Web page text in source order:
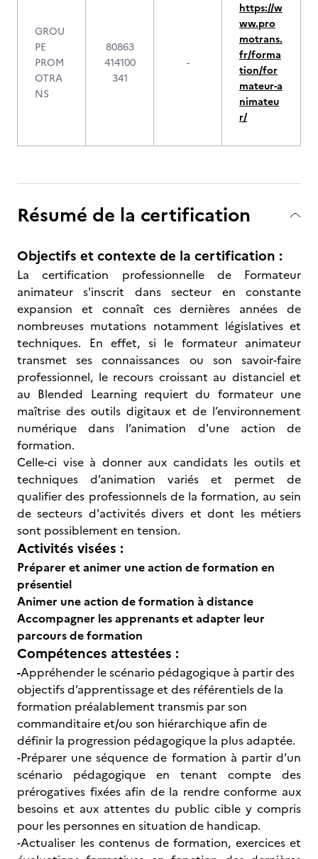
GROU
PE
PROM
OTRA
NS
80863
414100
341
-
https://w
ww.pro
motrans.
fr/forma
tion/for
mateur-a
nimateu
r/
Résumé de la certification
Objectifs et contexte de la certification :
La certification professionnelle de Formateur
animateur s'inscrit dans secteur en constante
expansion et connaît ces dernières années de
nombreuses mutations notamment législatives et
techniques. En effet, si le formateur animateur
transmet ses connaissances ou son savoir-faire
professionnel, le recours croissant au distanciel et
au Blended Learning requiert du formateur une
maîtrise des outils digitaux et de l’environnement
numérique dans l’animation d'une action de
formation.
Celle-ci vise à donner aux candidats les outils et
techniques d’animation variés et permet de
qualifier des professionnels de la formation, au sein
de secteurs d'activités divers et dont les métiers
sont possiblement en tension.
Activités visées :
Préparer et animer une action de formation en
présentiel
Animer une action de formation à distance
Accompagner les apprenants et adapter leur
parcours de formation
Compétences attestées :
-Appréhender le scénario pédagogique à partir des
objectifs d’apprentissage et des référentiels de la
formation préalablement transmis par son
commanditaire et/ou son hiérarchique afin de
définir la progression pédagogique la plus adaptée.
-Préparer une séquence de formation à partir d’un
scénario pédagogique en tenant compte des
prérogatives fixées afin de la rendre conforme aux
besoins et aux attentes du public cible y compris
pour les personnes en situation de handicap.
-Actualiser les contenus de formation, exercices et